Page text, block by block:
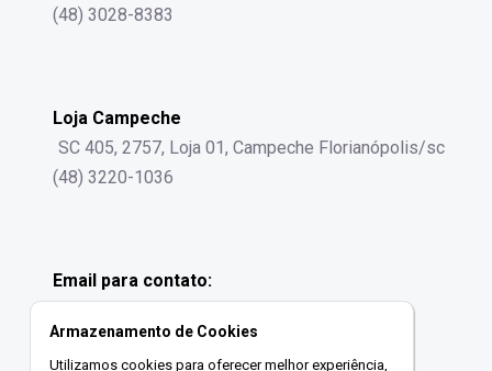
(48) 3028-8383
Loja Campeche
SC 405, 2757, Loja 01, Campeche Florianópolis/sc
(48) 3220-1036
Email para contato:
Armazenamento de Cookies
Utilizamos cookies para oferecer melhor experiência,